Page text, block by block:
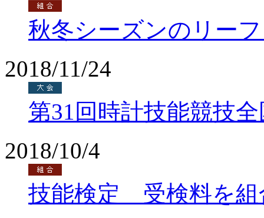
秋冬シーズンのリー
2018/11/24
第31回時計技能競技
2018/10/4
技能検定 受検料を組